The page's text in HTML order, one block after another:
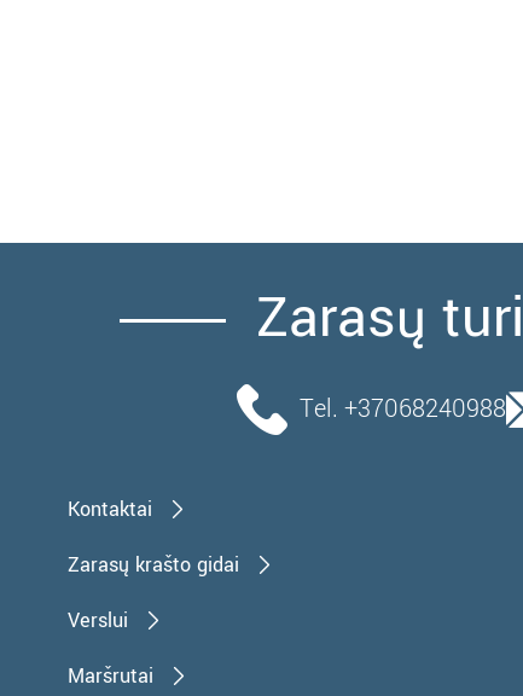
Zarasų
Tel. +37068240988
Kontaktai
Zarasų krašto gidai
Verslui
Maršrutai